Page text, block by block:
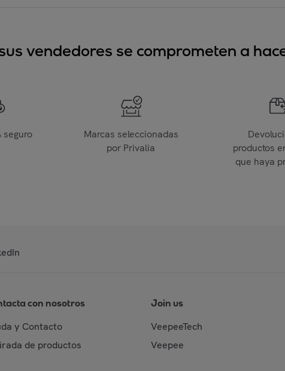
vendedores se comprometen a
seguro
Marcas seleccionadas
por Privalia
productos
que haya
con nosotros
y Contacto
de productos
Join us
VeepeeTech
Veepee